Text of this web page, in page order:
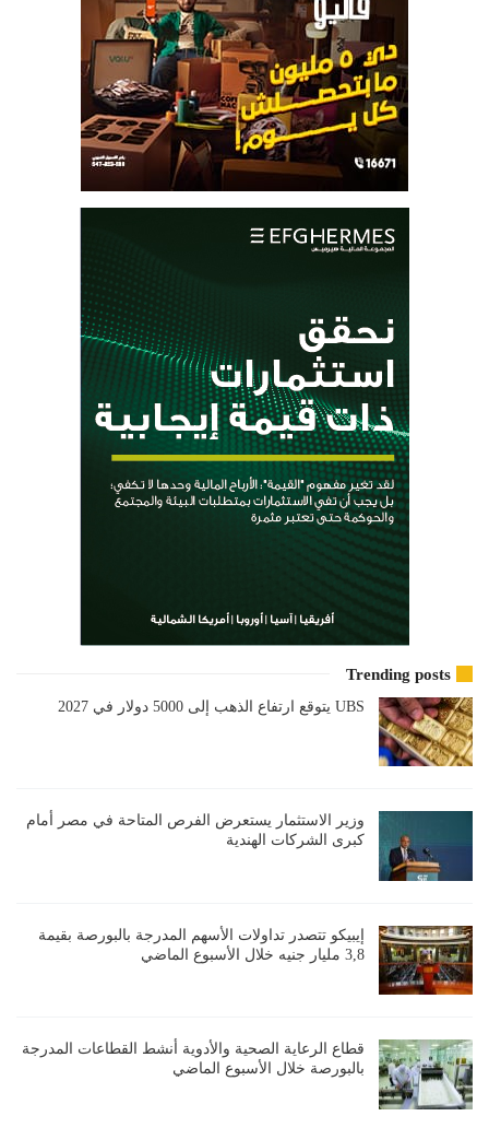
Trending posts
UBS يتوقع ارتفاع الذهب إلى 5000 دولار في 2027
وزير الاستثمار يستعرض الفرص المتاحة في مصر أمام
كبرى الشركات الهندية
إيبيكو تتصدر تداولات الأسهم المدرجة بالبورصة بقيمة
3,8 مليار جنيه خلال الأسبوع الماضي
قطاع الرعاية الصحية والأدوية أنشط القطاعات المدرجة
بالبورصة خلال الأسبوع الماضي